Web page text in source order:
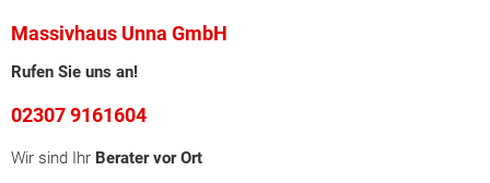
Massivhaus Unna GmbH
Rufen Sie uns an!
02307 9161604
Wir sind Ihr Berater vor Ort